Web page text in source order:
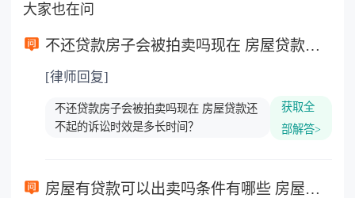
大家也在问
不还贷款房子会被拍卖吗现在 房屋贷款还不起的诉讼时效是多长时间？
[律师回复]
不还贷款房子会被拍卖吗现在 房屋贷款还
不起的诉讼时效是多长时间？
获取全
部解答>
房屋有贷款可以出卖吗条件有哪些 房屋贷款还不起的诉讼时效是多久？